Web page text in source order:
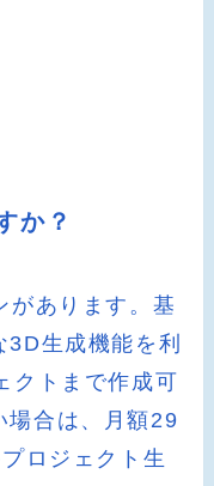
か？
があります。基
生成機能を利
クトまで作成可
場合は、月額29
ロジェクト生